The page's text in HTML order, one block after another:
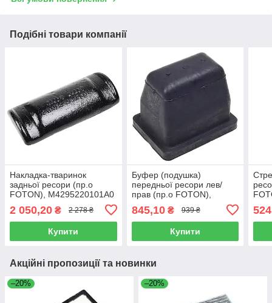
Подібні товари компанії
Накладка-тваринок
задньої ресори (пр.о
FOTON), M4295220101A0
2 050,20 ₴ 2 278 ₴
Купити
Буфер (подушка)
передньої ресори лев/
прав (пр.о FOTON),
845,10₴ 939 ₴
Купити
524
Акційні пропозиції та новинки
–20% –20%